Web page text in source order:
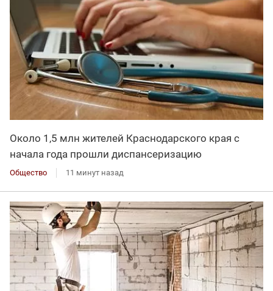
Около 1,5 млн жителей Краснодарского края с
начала года прошли диспансеризацию
Общество 11 минут назад